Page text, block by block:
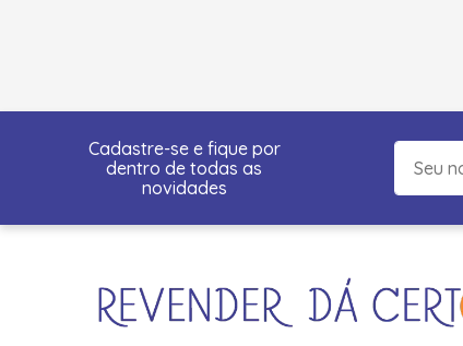
Cadastre-se e fique por
dentro de todas as
novidades